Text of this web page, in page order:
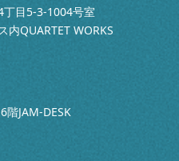
丁目5-3-1004号室
内QUARTET WORKS
階JAM-DESK